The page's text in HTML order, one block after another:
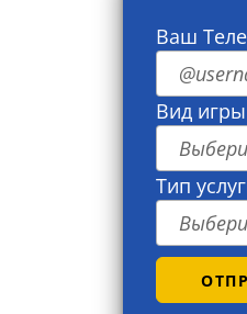
Ваш
Вид игры
Тип